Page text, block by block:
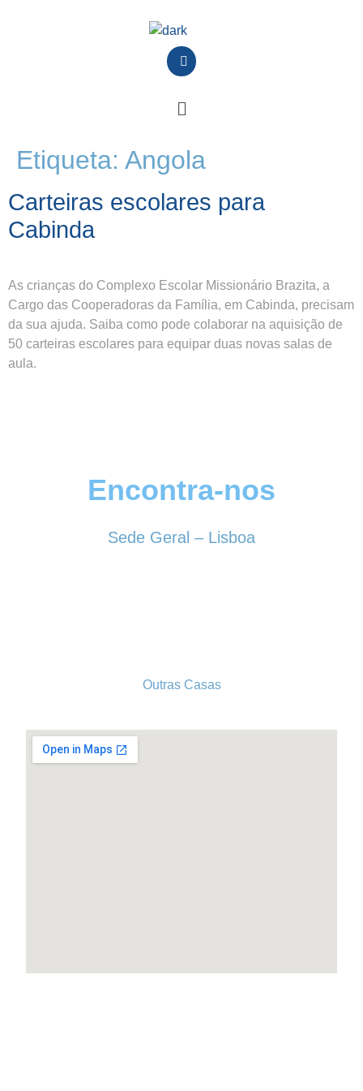
Etiqueta: Angola
Carteiras escolares para
Cabinda
As crianças do Complexo Escolar Missionário Brazita, a
Cargo das Cooperadoras da Família, em Cabinda, precisam
da sua ajuda. Saiba como pode colaborar na aquisição de
50 carteiras escolares para equipar duas novas salas de
aula.
Encontra-nos
Sede Geral – Lisboa
Outras Casas